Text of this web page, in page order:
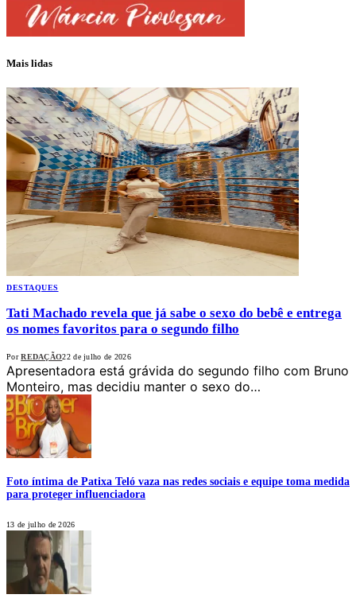
Mais lidas
DESTAQUES
Tati Machado revela que já sabe o sexo do bebê e entrega
os nomes favoritos para o segundo filho
Por REDAÇÃO22 de julho de 2026
Apresentadora está grávida do segundo filho com Bruno
Monteiro, mas decidiu manter o sexo do…
Foto íntima de Patixa Teló vaza nas redes sociais e equipe toma medida
para proteger influenciadora
13 de julho de 2026